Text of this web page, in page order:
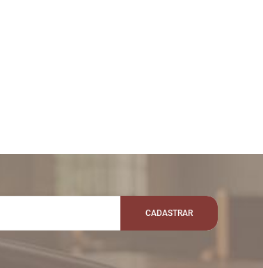
CADASTRAR